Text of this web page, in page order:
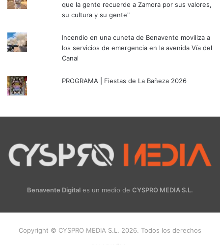
que la gente recuerde a Zamora por sus valores,
su cultura y su gente"
Incendio en una cuneta de Benavente moviliza a
los servicios de emergencia en la avenida Vía del
Canal
PROGRAMA | Fiestas de La Bañeza 2026
Benavente Digital es un medio de CYSPRO MEDIA S.L.
Copyright © CYSPRO MEDIA S.L. 2026. Todos los derechos